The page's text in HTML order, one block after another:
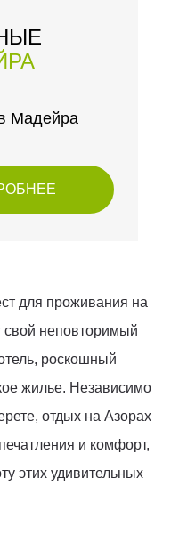
Мадейра
для проживания на
свой неповторимый
роскошный
жилье. Независимо
отдых на Азорах
и комфорт,
этих удивительных